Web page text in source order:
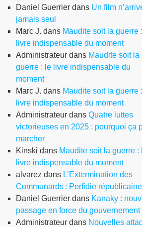
Daniel Guerrier dans Un film
jamais seul
Marc J. dans Maudite soit la guerre
livre indispensable du moment
Administrateur dans Maudite soit la
guerre : le livre indispensable du
moment
Marc J. dans Maudite soit la guerre
livre indispensable du moment
Administrateur dans Quatre luttes
victorieuses en 2025 : pourquoi ça
marcher
Kinski dans Maudite soit la guerre :
livre indispensable du moment
alvarez dans L’Extermination des
Communards : Perfidie républicaine
Daniel Guerrier dans Kanaky :
passage en force du gouvernement
Administrateur dans Nouvelles